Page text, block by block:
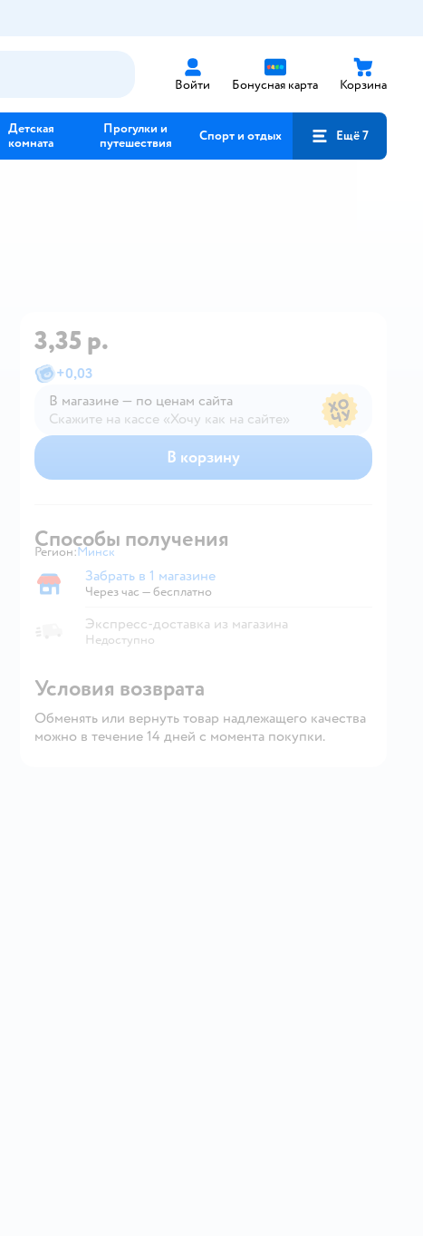
Войти Бонусная карта Корзина
Детская
комната
Прогулки и
путешествия
Спорт и отдых Ещё 7
3,35 р.
+0,03
В магазине — по ценам сайта
Скажите на кассе «Хочу как на сайте»
В магазине — по ценам сайта
В корзину
Способы получения
Регион: Выбор адреса доставки.
Минск
Забрать в магазине
Забрать в 1 магазине
Через час — бесплатно
Экспресс-доставка из магазина
Недоступно
Условия возврата
Обменять или вернуть товар надлежащего качества
можно в течение 14 дней с момента покупки.